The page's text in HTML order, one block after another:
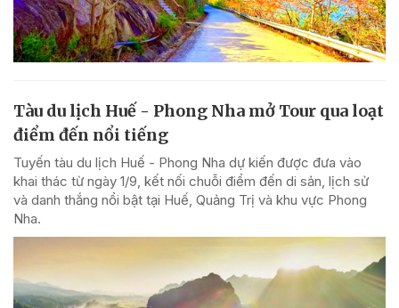
Tàu du lịch Huế - Phong Nha mở Tour qua loạt
điểm đến nổi tiếng
Tuyến tàu du lịch Huế - Phong Nha dự kiến được đưa vào
khai thác từ ngày 1/9, kết nối chuỗi điểm đến di sản, lịch sử
và danh thắng nổi bật tại Huế, Quảng Trị và khu vực Phong
Nha.